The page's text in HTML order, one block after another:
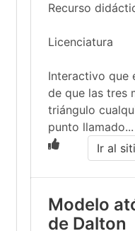
Recurso
Licenciatura
Interactivo que
de que las tres
triángulo
punto llamado...
Ir al
Modelo
de Dalton